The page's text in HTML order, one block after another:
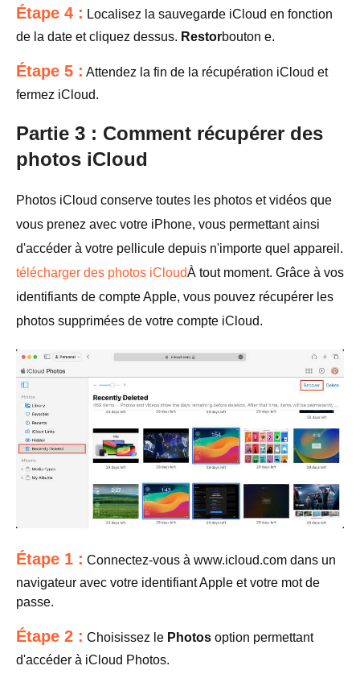
Étape 4 : Localisez la sauvegarde iCloud en fonction
de la date et cliquez dessus. Restorbouton e.
Étape 5 : Attendez la fin de la récupération iCloud et
fermez iCloud.
Partie 3 : Comment récupérer des
photos iCloud
Photos iCloud conserve toutes les photos et vidéos que
vous prenez avec votre iPhone, vous permettant ainsi
d'accéder à votre pellicule depuis n'importe quel appareil.
télécharger des photos iCloudÀ tout moment. Grâce à vos
identifiants de compte Apple, vous pouvez récupérer les
photos supprimées de votre compte iCloud.
Étape 1 : Connectez-vous à www.icloud.com dans un
navigateur avec votre identifiant Apple et votre mot de
passe.
Étape 2 : Choisissez le Photos option permettant
d'accéder à iCloud Photos.